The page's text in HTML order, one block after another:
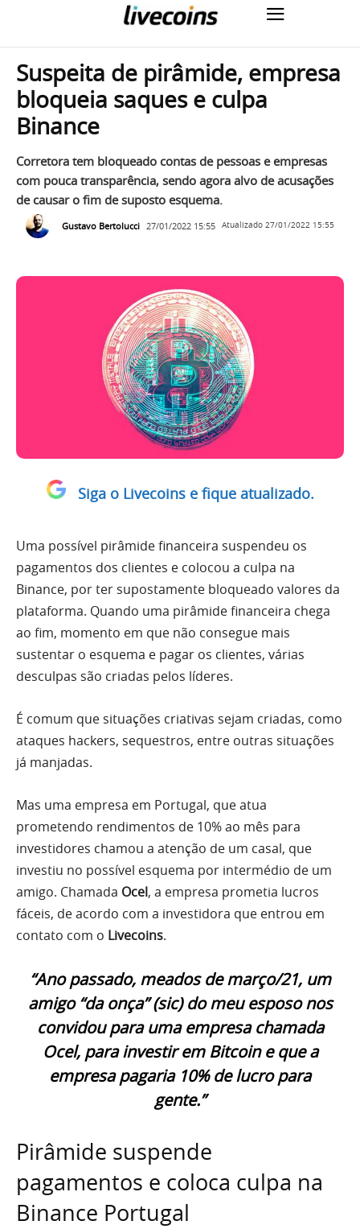
Suspeita de pirâmide, empresa
bloqueia saques e culpa
Binance
Corretora tem bloqueado contas de pessoas e empresas
com pouca transparência, sendo agora alvo de acusações
de causar o fim de suposto esquema.
Gustavo Bertolucci 27/01/2022 15:55 Atualizado 27/01/2022 15:55
Siga o Livecoins e fique atualizado.
Uma possível pirâmide financeira suspendeu os
pagamentos dos clientes e colocou a culpa na
Binance, por ter supostamente bloqueado valores da
plataforma. Quando uma pirâmide financeira chega
ao fim, momento em que não consegue mais
sustentar o esquema e pagar os clientes, várias
desculpas são criadas pelos líderes.
É comum que situações criativas sejam criadas, como
ataques hackers, sequestros, entre outras situações
já manjadas.
Mas uma empresa em Portugal, que atua
prometendo rendimentos de 10% ao mês para
investidores chamou a atenção de um casal, que
investiu no possível esquema por intermédio de um
amigo. Chamada Ocel, a empresa prometia lucros
fáceis, de acordo com a investidora que entrou em
contato com o Livecoins.
“Ano passado, meados de março/21, um
amigo “da onça” (sic) do meu esposo nos
convidou para uma empresa chamada
Ocel, para investir em Bitcoin e que a
empresa pagaria 10% de lucro para
gente.”
Pirâmide suspende
pagamentos e coloca culpa na
Binance Portugal